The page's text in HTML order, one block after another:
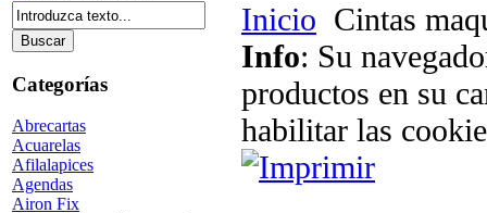
Categorías
Abrecartas
Acuarelas
Afilalapices
Agendas
Airon Fix
Inicio Cintas
Info: Su
productos en su
habilitar las